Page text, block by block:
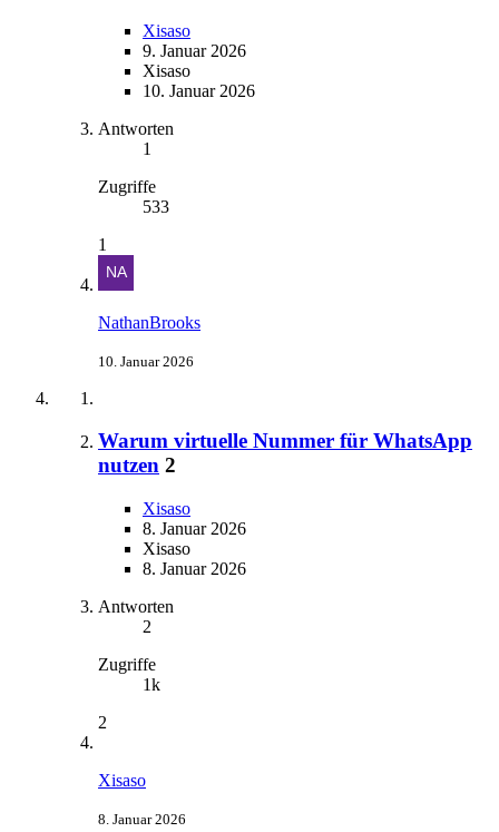
Xisaso
9. Januar 2026
Xisaso
10. Januar 2026
Antworten
1
Zugriffe
533
1
NathanBrooks
10. Januar 2026
Warum virtuelle Nummer für WhatsApp
nutzen 2
Xisaso
8. Januar 2026
Xisaso
8. Januar 2026
Antworten
2
Zugriffe
1k
2
Xisaso
8. Januar 2026